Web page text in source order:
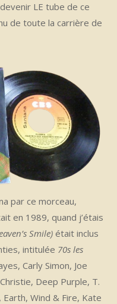
LE tube de ce
de toute la carrière de
par ce morceau,
en 1989, quand j’étais
Smile) était inclus
intitulée 70s les
Carly Simon, Joe
Deep Purple, T.
Wind & Fire, Kate